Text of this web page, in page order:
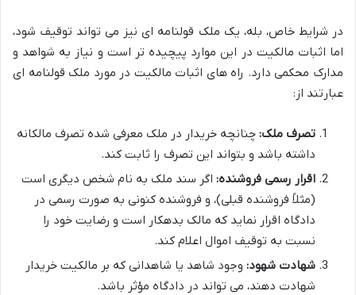
در شرایط خاص، بله، یک ملک قولنامه ای نیز می تواند توقیف شود،
اما اثبات مالکیت در این موارد پیچیده تر است و نیاز به شواهد و
مدارک محکمی دارد. راه های اثبات مالکیت در مورد ملک قولنامه ای
عبارتند از:
تصرف ملک: چنانچه خریدار در ملک معرفی شده تصرف مالکانه
داشته باشد و بتواند این تصرف را ثابت کند.
اقرار رسمی فروشنده: اگر سند ملک به نام شخص دیگری است
(مثلاً فروشنده قبلی)، و فروشنده کنونی به صورت رسمی در
دادگاه اقرار نماید که مالک بدهکار است و رضایت خود را
نسبت به توقیف اموال اعلام کند.
شهادت شهود: وجود شاهد یا شاهدانی که بر مالکیت خریدار
شهادت دهند، می تواند در دادگاه مؤثر باشد.